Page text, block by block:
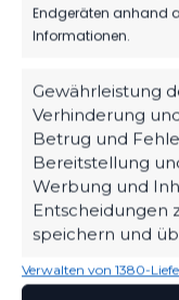
Endgeräten anhand
Informationen.
Gewährleistung
Verhinderung
Betrug und
Bereitstellung
Werbung und
Entscheidungen
speichern und
Verwalten von 1380-
OFFIZIELLE